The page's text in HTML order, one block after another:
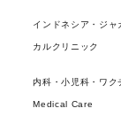
インドネシア・ジャ
カルクリニック
内科・小児科・ワ
Medical Care